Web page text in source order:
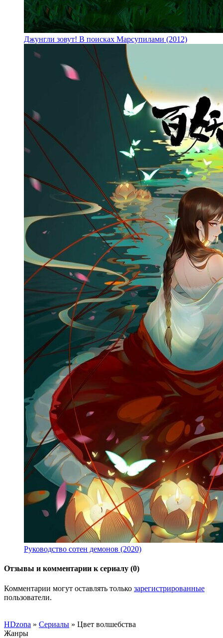
Джунгли зовут! В поисках Марсупилами (2012)
Руководство сотен демонов (2020)
Отзывы и комментарии к сериалу (0)
Комментарии могут оставлять только зарегистрированные
пользователи.
HDzona » Сериалы » Цвет волшебства
Жанры